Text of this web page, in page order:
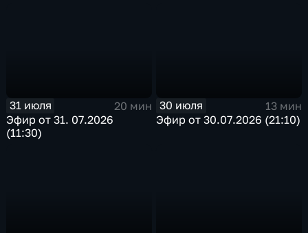
31 июля
20 мин
Эфир от 31. 07.2026
(11:30)
30 июля
13 мин
Эфир от 30.07.2026 (21:10)